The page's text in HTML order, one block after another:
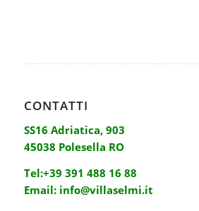
CONTATTI
SS16 Adriatica, 903
45038 Polesella RO
Tel:+39 391 488 16 88
Email: info@villaselmi.it